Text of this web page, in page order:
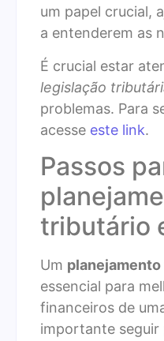
um papel crucial,
a entenderem as
É crucial estar
legislação
problemas. Para
acesse este link.
Passos
tributário
Um
essencial para
financeiros de
importante seguir